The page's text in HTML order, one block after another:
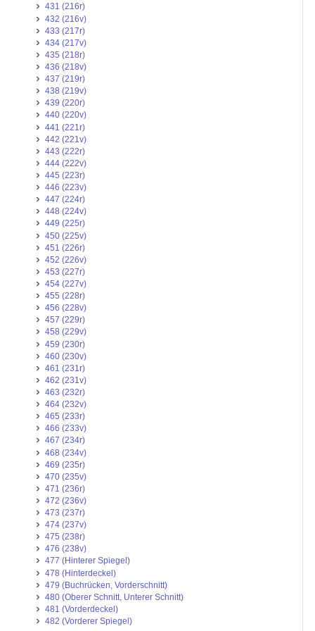
431 (216r)
432 (216v)
433 (217r)
434 (217v)
435 (218r)
436 (218v)
437 (219r)
438 (219v)
439 (220r)
440 (220v)
441 (221r)
442 (221v)
443 (222r)
444 (222v)
445 (223r)
446 (223v)
447 (224r)
448 (224v)
449 (225r)
450 (225v)
451 (226r)
452 (226v)
453 (227r)
454 (227v)
455 (228r)
456 (228v)
457 (229r)
458 (229v)
459 (230r)
460 (230v)
461 (231r)
462 (231v)
463 (232r)
464 (232v)
465 (233r)
466 (233v)
467 (234r)
468 (234v)
469 (235r)
470 (235v)
471 (236r)
472 (236v)
473 (237r)
474 (237v)
475 (238r)
476 (238v)
477 (Hinterer Spiegel)
478 (Hinterdeckel)
479 (Buchrücken, Vorderschnitt)
480 (Oberer Schnitt, Unterer Schnitt)
481 (Vorderdeckel)
482 (Vorderer Spiegel)